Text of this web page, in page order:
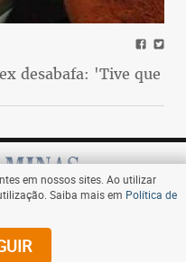
desabafa: 'Tive que
em nossos sites. Ao utilizar
Saiba mais em Política de